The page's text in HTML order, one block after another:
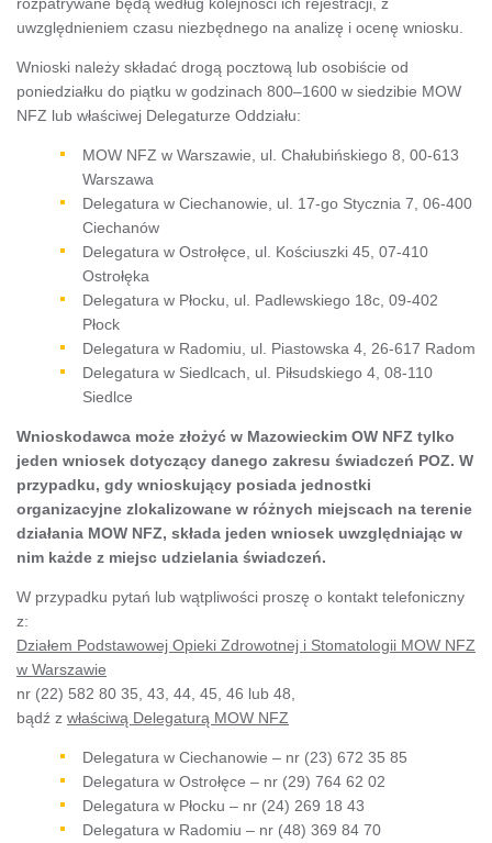
uwzględnieniem czasu niezbędnego na analizę i ocenę wniosku.
Wnioski należy składać drogą pocztową lub osobiście od
poniedziałku do piątku w godzinach 800–1600 w siedzibie MOW
NFZ lub właściwej Delegaturze Oddziału:
MOW NFZ w Warszawie, ul. Chałubińskiego 8, 00-613
Warszawa
Delegatura w Ciechanowie, ul. 17-go Stycznia 7, 06-400
Ciechanów
Delegatura w Ostrołęce, ul. Kościuszki 45, 07-410
Ostrołęka
Delegatura w Płocku, ul. Padlewskiego 18c, 09-402
Płock
Delegatura w Radomiu, ul. Piastowska 4, 26-617 Radom
Delegatura w Siedlcach, ul. Piłsudskiego 4, 08-110
Siedlce
Wnioskodawca może złożyć w Mazowieckim OW NFZ tylko
jeden wniosek dotyczący danego zakresu świadczeń POZ. W
przypadku, gdy wnioskujący posiada jednostki
organizacyjne zlokalizowane w różnych miejscach na terenie
działania MOW NFZ, składa jeden wniosek uwzględniając w
nim każde z miejsc udzielania świadczeń.
W przypadku pytań lub wątpliwości proszę o kontakt telefoniczny
z:
Działem Podstawowej Opieki Zdrowotnej i Stomatologii MOW NFZ
w Warszawie
nr (22) 582 80 35, 43, 44, 45, 46 lub 48,
bądź z właściwą Delegaturą MOW NFZ
Delegatura w Ciechanowie – nr (23) 672 35 85
Delegatura w Ostrołęce – nr (29) 764 62 02
Delegatura w Płocku – nr (24) 269 18 43
Delegatura w Radomiu – nr (48) 369 84 70